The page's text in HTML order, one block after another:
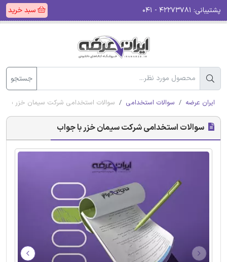
پشتیبانی: سبد خرید
جستجو
ایران عرضه سوالات استخدامی سوالات استخدامی شرکت سیمان خزر با
سوالات استخدامی شرکت سیمان خزر با جواب